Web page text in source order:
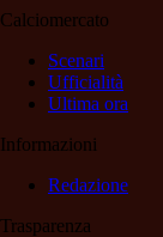
Calciomercato
Scenari
Ufficialità
Ultima ora
Informazioni
Redazione
Trasparenza